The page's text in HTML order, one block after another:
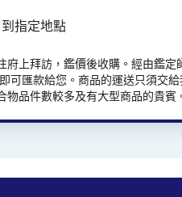
到指定地點
府上拜訪，鑑價後收購。經由鑑定
可匯款給您。商品的運送只須交給
物品件數較多及有大型商品的貴賓